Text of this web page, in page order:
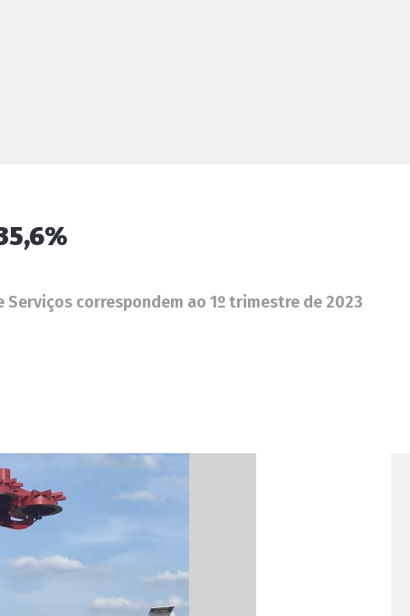
correspondem ao 1º trimestre de 2023